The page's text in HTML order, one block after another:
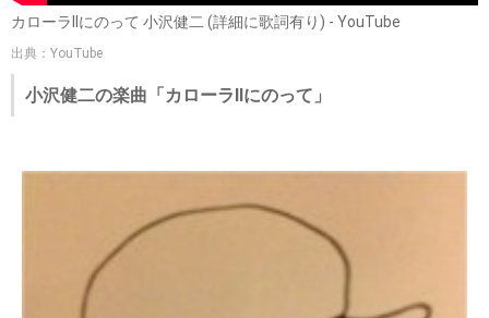
カローラIIにのって 小沢健二 (詳細に歌詞有り) - YouTube
出典：YouTube
小沢健二の楽曲「カローラIIにのって」